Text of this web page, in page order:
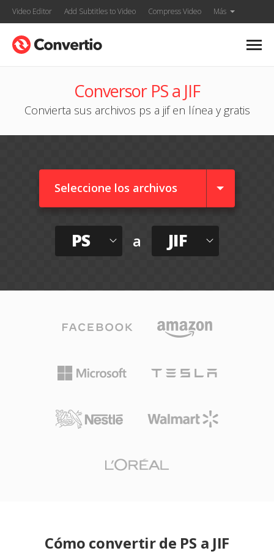
Video Editor Add Subtitles to Video Compress Video Más
Conversor PS a JIF
Convierta sus archivos ps a jif en línea y gratis
Seleccione los archivos
PS a JIF
Cómo convertir de PS a JIF